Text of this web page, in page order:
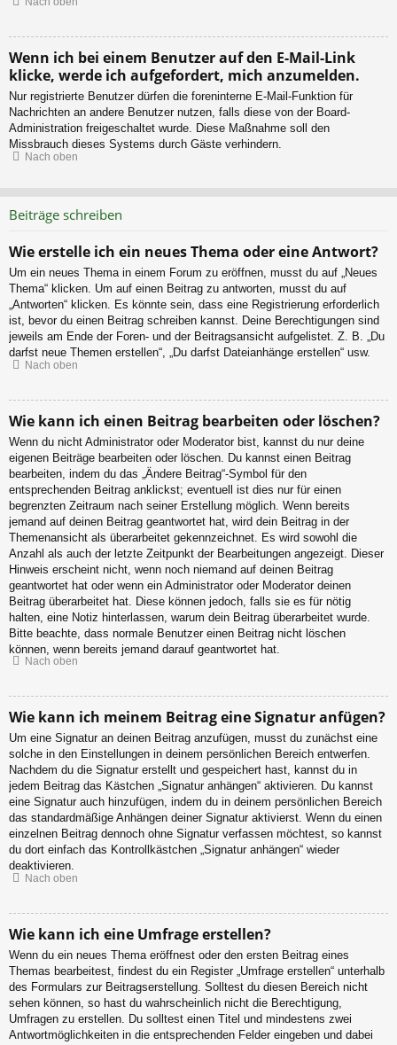
Wenn ich bei einem Benutzer auf den E-Mail-Link
klicke, werde ich aufgefordert, mich anzumelden.
Nur registrierte Benutzer dürfen die foreninterne E-Mail-Funktion für
Nachrichten an andere Benutzer nutzen, falls diese von der Board-
Administration freigeschaltet wurde. Diese Maßnahme soll den
Missbrauch dieses Systems durch Gäste verhindern.
Nach oben
Beiträge schreiben
Wie erstelle ich ein neues Thema oder eine Antwort?
Um ein neues Thema in einem Forum zu eröffnen, musst du auf „Neues
Thema“ klicken. Um auf einen Beitrag zu antworten, musst du auf
„Antworten“ klicken. Es könnte sein, dass eine Registrierung erforderlich
ist, bevor du einen Beitrag schreiben kannst. Deine Berechtigungen sind
jeweils am Ende der Foren- und der Beitragsansicht aufgelistet. Z. B. „Du
darfst neue Themen erstellen“, „Du darfst Dateianhänge erstellen“ usw.
Nach oben
Wie kann ich einen Beitrag bearbeiten oder löschen?
Wenn du nicht Administrator oder Moderator bist, kannst du nur deine
eigenen Beiträge bearbeiten oder löschen. Du kannst einen Beitrag
bearbeiten, indem du das „Ändere Beitrag“-Symbol für den
entsprechenden Beitrag anklickst; eventuell ist dies nur für einen
begrenzten Zeitraum nach seiner Erstellung möglich. Wenn bereits
jemand auf deinen Beitrag geantwortet hat, wird dein Beitrag in der
Themenansicht als überarbeitet gekennzeichnet. Es wird sowohl die
Anzahl als auch der letzte Zeitpunkt der Bearbeitungen angezeigt. Dieser
Hinweis erscheint nicht, wenn noch niemand auf deinen Beitrag
geantwortet hat oder wenn ein Administrator oder Moderator deinen
Beitrag überarbeitet hat. Diese können jedoch, falls sie es für nötig
halten, eine Notiz hinterlassen, warum dein Beitrag überarbeitet wurde.
Bitte beachte, dass normale Benutzer einen Beitrag nicht löschen
können, wenn bereits jemand darauf geantwortet hat.
Nach oben
Wie kann ich meinem Beitrag eine Signatur anfügen?
Um eine Signatur an deinen Beitrag anzufügen, musst du zunächst eine
solche in den Einstellungen in deinem persönlichen Bereich entwerfen.
Nachdem du die Signatur erstellt und gespeichert hast, kannst du in
jedem Beitrag das Kästchen „Signatur anhängen“ aktivieren. Du kannst
eine Signatur auch hinzufügen, indem du in deinem persönlichen Bereich
das standardmäßige Anhängen deiner Signatur aktivierst. Wenn du einen
einzelnen Beitrag dennoch ohne Signatur verfassen möchtest, so kannst
du dort einfach das Kontrollkästchen „Signatur anhängen“ wieder
deaktivieren.
Nach oben
Wie kann ich eine Umfrage erstellen?
Wenn du ein neues Thema eröffnest oder den ersten Beitrag eines
Themas bearbeitest, findest du ein Register „Umfrage erstellen“ unterhalb
des Formulars zur Beitragserstellung. Solltest du diesen Bereich nicht
sehen können, so hast du wahrscheinlich nicht die Berechtigung,
Umfragen zu erstellen. Du solltest einen Titel und mindestens zwei
Antwortmöglichkeiten in die entsprechenden Felder eingeben und dabei